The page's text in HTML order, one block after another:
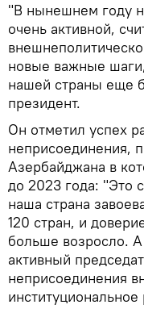
"В нынешнем году
очень активной,
новые важные
нашей страны еще
президент.
Он отметил успех
неприсоединения,
Азербайджана в
до 2023 года: "Это
наша страна
120 стран, и
больше возросло. А
активный
неприсоединения